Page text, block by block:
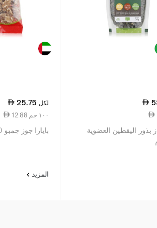
بذور اليقطين العضوية
25.75 لكل
12.88 ١٠٠ جم
بايارا جوز جمبو 200 غرام
المزيد